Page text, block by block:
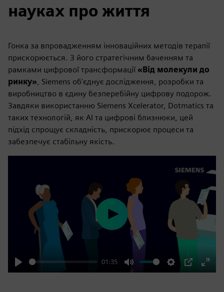
науках про життя
Гонка за впровадженням інноваційних методів терапії
прискорюється. З його стратегічним баченням та
рамками цифрової трансформації «Від молекули до
ринку» , Siemens об'єднує дослідження, розробки та
виробництво в єдину безперебійну цифрову подорож.
Завдяки використанню Siemens Xcelerator, Dotmatics та
таких технологій, як AI та цифрові близнюки, цей
підхід спрощує складність, прискорює процеси та
забезпечує стабільну якість.
Play
01:35
Mute Settings
PIP
Enter
Play